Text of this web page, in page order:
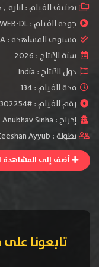
تصنيف الفيلم : اثارة ,
جودة الفيلم :DL
مستوى المشاهدة :
سنة الإنتاج : 2026
دول الأنتاج : India
مدة الفيلم : 134
رقم الفيلم : #302254
إخراج : Anubhav Sinha
بطولة : Ayyub
أضف إلى المشاهدة
تابعونا